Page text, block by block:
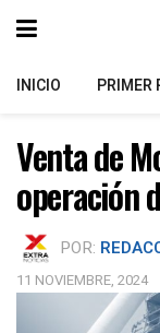
INICIO PRIMER
Venta de
operación
POR:
11 NOVIEMBRE, 2024